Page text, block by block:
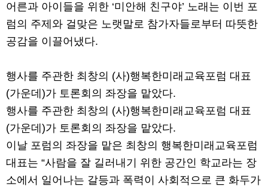
어른과 아이들을 위한 ‘미안해 친구야’ 노래는 이번 포
럼의 주제와 걸맞은 노랫말로 참가자들로부터 따뜻한
공감을 이끌어냈다.
행사를 주관한 최창의 (사)행복한미래교육포럼 대표
(가운데)가 토론회의 좌장을 맡았다.
행사를 주관한 최창의 (사)행복한미래교육포럼 대표
(가운데)가 토론회의 좌장을 맡았다.
이날 포럼의 좌장을 맡은 최창의 행복한미래교육포럼
대표는 “사람을 잘 길러내기 위한 공간인 학교라는 장
소에서 일어나는 갈등과 폭력이 사회적으로 큰 화두가